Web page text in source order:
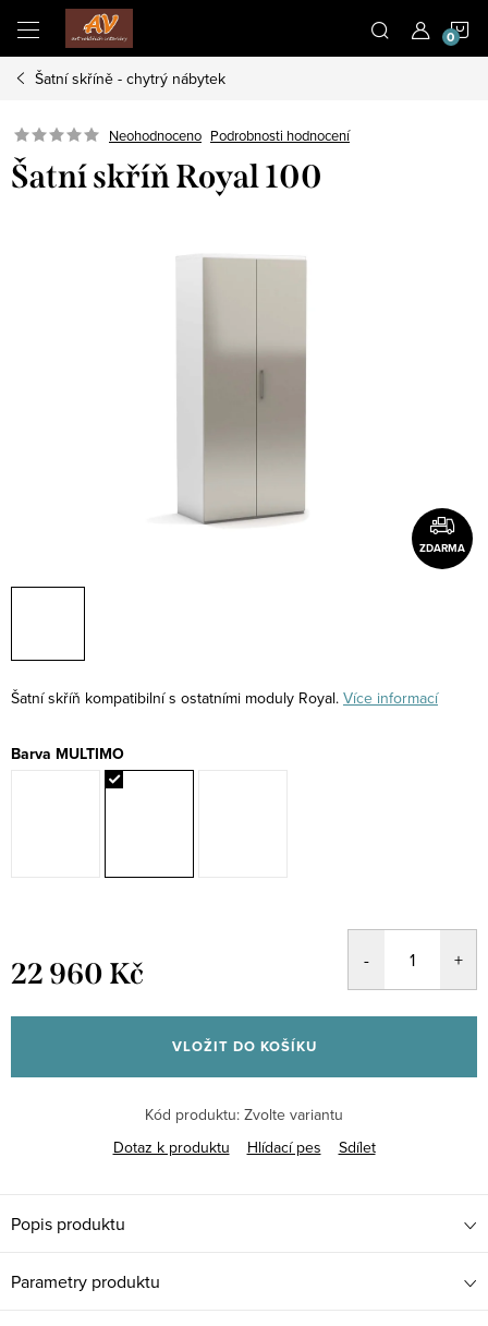
obsah
Šatní skříně - chytrý nábytek
Neohodnoceno Podrobnosti hodnocení
Šatní skříň Royal 100
ZDARMA
Šatní skříň kompatibilní s ostatními moduly Royal. Více informací
Barva MULTIMO
22 960 Kč
cena:
VLOŽIT DO KOŠÍKU
Kód produktu: Zvolte variantu
Dotaz k produktu
Hlídací pes Sdílet
Popis produktu
Parametry produktu